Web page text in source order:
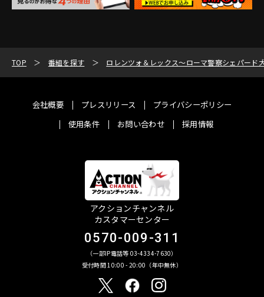
TOP 番組を探す ロレンツォ＆レックス～ローマ警察シェパード
会社概要 プレスリリース
プライバシーポリシー
使用条件
お問い合わせ 採用情報
アクションチャンネル
カスタマーセンター
0570-009-311
（一部IP電話等 03-4334-7630）
受付時間 10:00 - 20:00（年中無休）